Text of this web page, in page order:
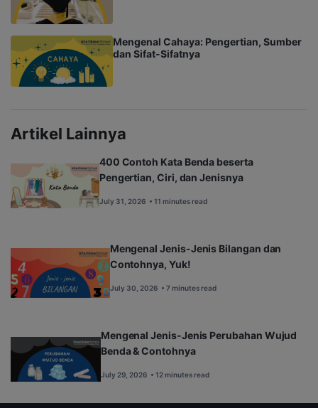
Mengenal Cahaya: Pengertian, Sumber
dan Sifat-Sifatnya
Artikel Lainnya
400 Contoh Kata Benda beserta
Pengertian, Ciri, dan Jenisnya
July 31, 2026 • 11 minutes read
Mengenal Jenis-Jenis Bilangan dan
Contohnya, Yuk!
July 30, 2026 • 7 minutes read
Mengenal Jenis-Jenis Perubahan Wujud
Benda & Contohnya
July 29, 2026 • 12 minutes read